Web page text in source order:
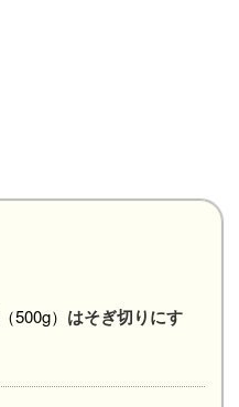
（500g） はそぎ切りにす